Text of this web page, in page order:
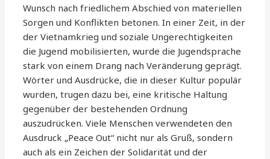
Wunsch nach friedlichem Abschied von materiellen
Sorgen und Konflikten betonen. In einer Zeit, in der
der Vietnamkrieg und soziale Ungerechtigkeiten
die Jugend mobilisierten, wurde die Jugendsprache
stark von einem Drang nach Veränderung geprägt.
Wörter und Ausdrücke, die in dieser Kultur populär
wurden, trugen dazu bei, eine kritische Haltung
gegenüber der bestehenden Ordnung
auszudrücken. Viele Menschen verwendeten den
Ausdruck „Peace Out“ nicht nur als Gruß, sondern
auch als ein Zeichen der Solidarität und der